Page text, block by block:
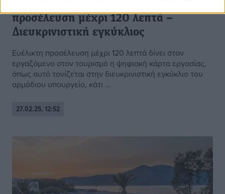
προσέλευση μέχρι 120 λεπτά –
Διευκρινιστική εγκύκλιος
Ευέλικτη προσέλευση μέχρι 120 λεπτά δίνει στον
εργαζόμενο στον τουρισμό η ψηφιακή κάρτα εργασίας,
όπως αυτό τονίζεται στην διευκρινιστική εγκύκλιο του
αρμόδιου υπουργείο, κάτι ...
27.02.25, 12:52